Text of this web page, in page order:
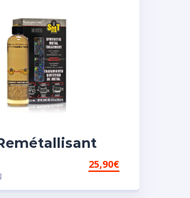
SMT2
25,90€